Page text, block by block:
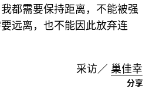
都需要保持距离，不能被强
远离，也不能因此放弃连
采访／ 巢佳幸
分享